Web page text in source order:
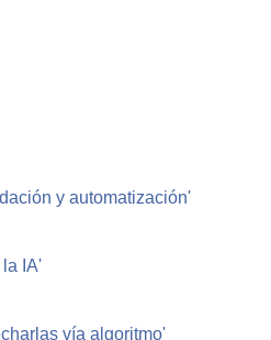
y automatización'
IA'
vía algoritmo'